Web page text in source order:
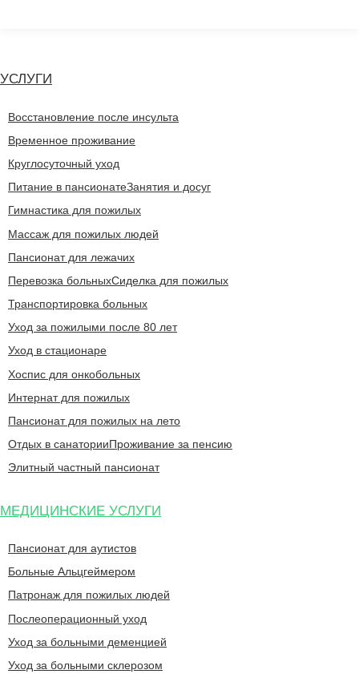
УСЛУГИ
Восстановление после инсульта
Временное проживание
Круглосуточный уход
Питание в пансионатеЗанятия и досуг
Гимнастика для пожилых
Массаж для пожилых людей
Пансионат для лежачих
Перевозка больныхСиделка для пожилых
Транспортировка больных
Уход за пожилыми после 80 лет
Уход в стационаре
Хоспис для онкобольных
Интернат для пожилых
Пансионат для пожилых на лето
Отдых в санаторииПроживание за пенсию
Элитный частный пансионат
МЕДИЦИНСКИЕ УСЛУГИ
Пансионат для аутистов
Больные Альцгеймером
Патронаж для пожилых людей
Послеоперационный уход
Уход за больными деменцией
Уход за больными склерозом